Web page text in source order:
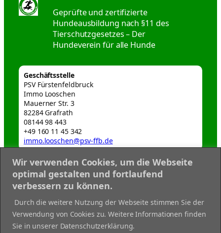
Wir verwenden Cookies, um die Webseite
optimal gestalten und fortlaufend
verbessern zu können.
Durch die weitere Nutzung der Webseite stimmen Sie der
Verwendung von Cookies zu. Weitere Informationen finden
Sie in unserer Datenschutzerklärung.
Geprüfte und zertifizierte
Hundeausbildung nach §11 des
Tierschutzgesetzes – Der
Hundeverein für alle Hunde
Geschäftsstelle
PSV Fürstenfeldbruck
Immo Looschen
Mauerner Str. 3
82284 Grafrath
08144 98 443
+49 160 11 45 342
immo.looschen@psv-ffb.de
Webmaster
webmaster@psv-ffb.de
Datenschutzerklärung
Disclaimer
Impressum